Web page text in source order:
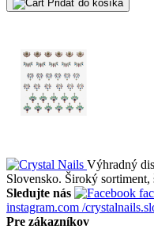
Pridať do košíka
Výhradný
Slovensko. Široký sortiment,
Sledujte nás
instagram.com /
Pre zákazníkov